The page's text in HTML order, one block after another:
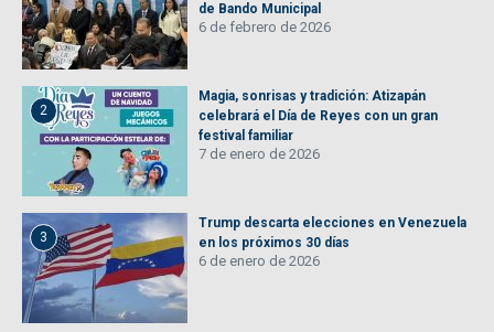
de Bando Municipal
6 de febrero de 2026
2
Magia, sonrisas y tradición: Atizapán
celebrará el Día de Reyes con un gran
festival familiar
7 de enero de 2026
3
Trump descarta elecciones en Venezuela
en los próximos 30 días
6 de enero de 2026